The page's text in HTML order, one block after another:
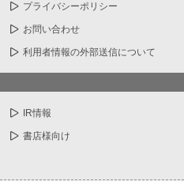
プライバシーポリシー
お問い合わせ
利用者情報の外部送信について
IR情報
書店様向け